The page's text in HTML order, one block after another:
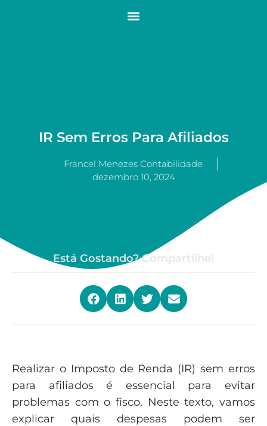
IR Sem Erros Para Afiliados
Francel Menezes Contabilidade
dezembro 10, 2024
Está Gostando? Compartilhe!
Realizar o Imposto de Renda (IR) sem erros
para afiliados é essencial para evitar
problemas com o fisco. Neste texto, vamos
explicar quais despesas podem ser